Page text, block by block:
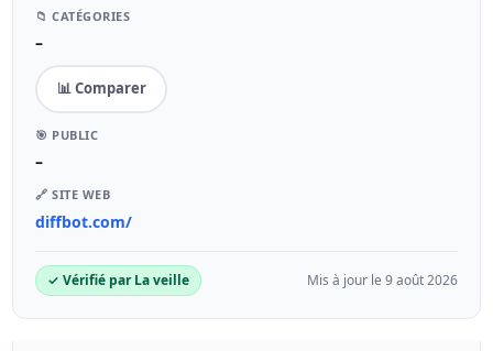
📁 CATÉGORIES
–
📊 Comparer
🎯 PUBLIC
–
🔗 SITE WEB
diffbot.com/
✓ Vérifié par La veille Mis à jour le 9 août 2026